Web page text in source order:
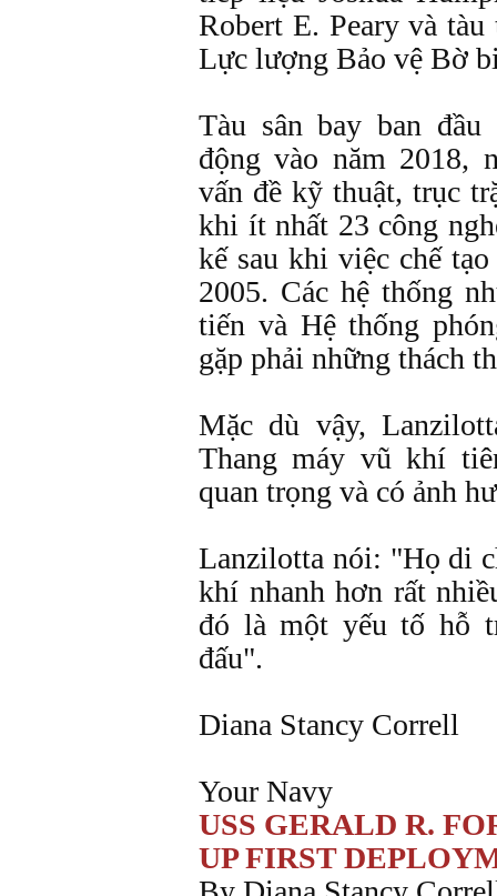
Robert E. Peary và
Lực lượng Bảo vệ Bờ
Tàu sân bay ban
động vào năm 2018,
vấn đề kỹ thuật, trục
khi ít nhất 23 công
kế sau khi việc chế
2005. Các hệ thống
tiến và Hệ thống
gặp phải những thách
Mặc dù vậy,
Thang máy vũ khí
quan trọng và có ảnh
Lanzilotta nói: "Họ di
khí nhanh hơn rất
đó là một yếu tố hỗ
đấu".
Diana Stancy Correll
Your Navy
USS GERALD R.
UP FIRST